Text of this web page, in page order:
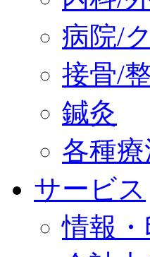
病院/
接骨/
鍼灸
各種
サービス
情報・